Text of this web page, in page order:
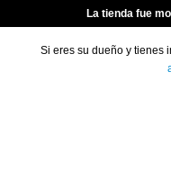
La tienda fue
Si eres su dueño y tienes